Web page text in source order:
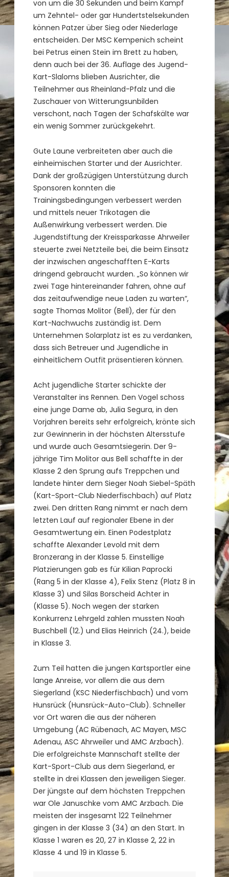
von um die 30 Sekunden und beim Kampf
um Zehntel- oder gar Hundertstelsekunden
können Patzer über Sieg oder Niederlage
entscheiden. Der MSC Kempenich scheint
bei Petrus einen Stein im Brett zu haben,
denn auch bei der 36. Auflage des Jugend-
Kart-Slaloms blieben Ausrichter, die
Teilnehmer aus Rheinland-Pfalz und die
Zuschauer von Witterungsunbilden
verschont, nach Tagen der Schafskälte war
ein wenig Sommer zurückgekehrt.
Gute Laune verbreiteten aber auch die
einheimischen Starter und der Ausrichter.
Dank der großzügigen Unterstützung durch
Sponsoren konnten die
Trainingsbedingungen verbessert werden
und mittels neuer Trikotagen die
Außenwirkung verbessert werden. Die
Jugendstiftung der Kreissparkasse Ahrweiler
steuerte zwei Netzteile bei, die beim Einsatz
der inzwischen angeschafften E-Karts
dringend gebraucht wurden. „So können wir
zwei Tage hintereinander fahren, ohne auf
das zeitaufwendige neue Laden zu warten“,
sagte Thomas Molitor (Bell), der für den
Kart-Nachwuchs zuständig ist. Dem
Unternehmen Solarplatz ist es zu verdanken,
dass sich Betreuer und Jugendliche in
einheitlichem Outfit präsentieren können.
Acht jugendliche Starter schickte der
Veranstalter ins Rennen. Den Vogel schoss
eine junge Dame ab, Julia Segura, in den
Vorjahren bereits sehr erfolgreich, krönte sich
zur Gewinnerin in der höchsten Altersstufe
und wurde auch Gesamtsiegerin. Der 9-
jährige Tim Molitor aus Bell schaffte in der
Klasse 2 den Sprung aufs Treppchen und
landete hinter dem Sieger Noah Siebel-Späth
(Kart-Sport-Club Niederfischbach) auf Platz
zwei. Den dritten Rang nimmt er nach dem
letzten Lauf auf regionaler Ebene in der
Gesamtwertung ein. Einen Podestplatz
schaffte Alexander Levold mit dem
Bronzerang in der Klasse 5. Einstellige
Platzierungen gab es für Kilian Paprocki
(Rang 5 in der Klasse 4), Felix Stenz (Platz 8 in
Klasse 3) und Silas Borscheid Achter in
(Klasse 5). Noch wegen der starken
Konkurrenz Lehrgeld zahlen mussten Noah
Buschbell (12.) und Elias Heinrich (24.), beide
in Klasse 3.
Zum Teil hatten die jungen Kartsportler eine
lange Anreise, vor allem die aus dem
Siegerland (KSC Niederfischbach) und vom
Hunsrück (Hunsrück-Auto-Club). Schneller
vor Ort waren die aus der näheren
Umgebung (AC Rübenach, AC Mayen, MSC
Adenau, ASC Ahrweiler und AMC Arzbach).
Die erfolgreichste Mannschaft stellte der
Kart-Sport-Club aus dem Siegerland, er
stellte in drei Klassen den jeweiligen Sieger.
Der jüngste auf dem höchsten Treppchen
war Ole Januschke vom AMC Arzbach. Die
meisten der insgesamt 122 Teilnehmer
gingen in der Klasse 3 (34) an den Start. In
Klasse 1 waren es 20, 27 in Klasse 2, 22 in
Klasse 4 und 19 in Klasse 5.